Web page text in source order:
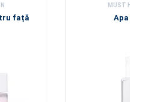
față
MUST HAVE
Apa